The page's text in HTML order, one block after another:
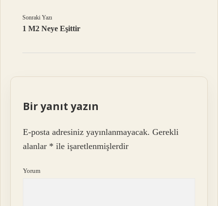
Sonraki Yazı
1 M2 Neye Eşittir
Bir yanıt yazın
E-posta adresiniz yayınlanmayacak. Gerekli
alanlar * ile işaretlenmişlerdir
Yorum